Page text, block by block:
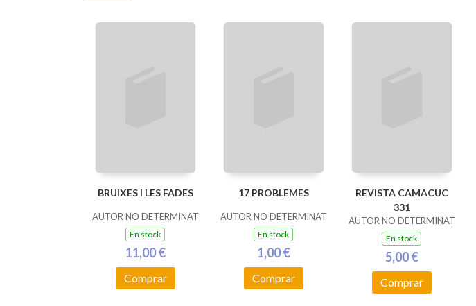
BRUIXES I LES FADES
AUTOR NO DETERMINAT
En stock
11,00 €
Comprar
17 PROBLEMES
AUTOR NO DETERMINAT
En stock
1,00 €
Comprar
REVISTA CAMACUC
331
AUTOR NO DETERMINAT
En stock
5,00 €
Comprar